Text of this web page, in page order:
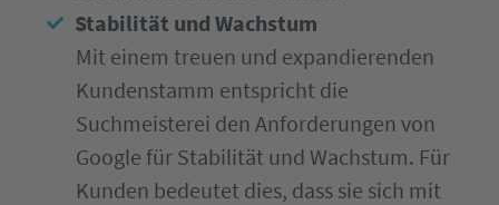
Stabilität und Wachstum
Mit einem treuen und expandierenden
Kundenstamm entspricht die
Suchmeisterei den Anforderungen von
Google für Stabilität und Wachstum. Für
Kunden bedeutet dies, dass sie sich mit